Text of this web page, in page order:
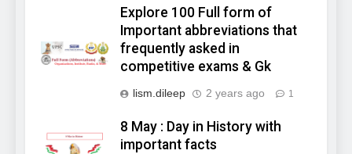
Explore 100 Full form of
Important abbreviations that
frequently asked in
competitive exams & Gk
lism.dileep 2 years ago 1
8 May : Day in History with
important facts